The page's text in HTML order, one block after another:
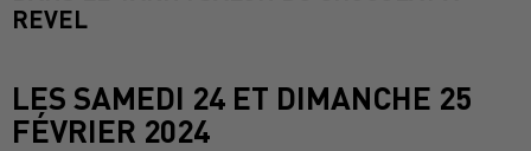
REVEL
LES SAMEDI 24 ET DIMANCHE 25
FÉVRIER 2024